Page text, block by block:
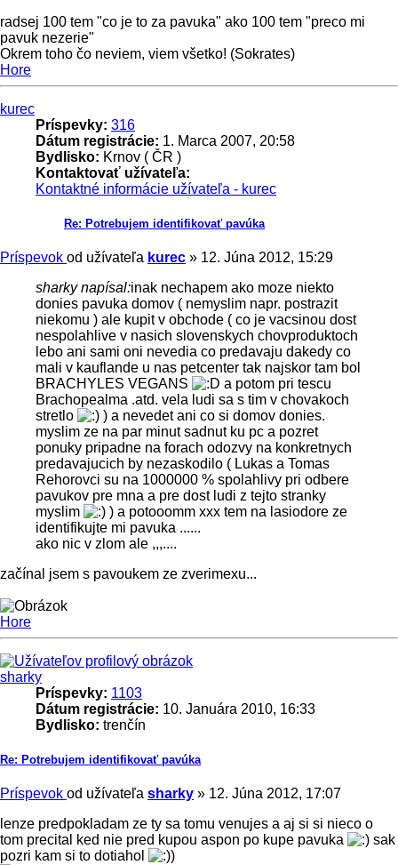
radsej 100 tem "co je to za pavuka" ako 100 tem "preco mi
pavuk nezerie"
Okrem toho čo neviem, viem všetko! (Sokrates)
Hore
kurec
Príspevky: 316
Dátum registrácie: 1. Marca 2007, 20:58
Bydlisko: Krnov ( ČR )
Kontaktovať užívateľa:
Kontaktné informácie užívateľa - kurec
Re: Potrebujem identifikovať pavúka
Príspevok od užívateľa kurec » 12. Júna 2012, 15:29
sharky napísal:inak nechapem ako moze niekto
donies pavuka domov ( nemyslim napr. postrazit
niekomu ) ale kupit v obchode ( co je vacsinou dost
nespolahlive v nasich slovenskych chovproduktoch
lebo ani sami oni nevedia co predavaju dakedy co
mali v kauflande u nas petcenter tak najskor tam bol
BRACHYLES VEGANS
a potom pri tescu
Brachopealma .atd. vela ludi sa s tim v chovakoch
stretlo
) a nevedet ani co si domov donies.
myslim ze na par minut sadnut ku pc a pozret
ponuky pripadne na forach odozvy na konkretnych
predavajucich by nezaskodilo ( Lukas a Tomas
Rehorovci su na 1000000 % spolahlivy pri odbere
pavukov pre mna a pre dost ludi z tejto stranky
myslim
) a potooomm xxx tem na lasiodore ze
identifikujte mi pavuka ......
ako nic v zlom ale ,,,....
začínal jsem s pavoukem ze zverimexu...
Hore
sharky
Príspevky: 1103
Dátum registrácie: 10. Januára 2010, 16:33
Bydlisko: trenčín
Re: Potrebujem identifikovať pavúka
Príspevok od užívateľa sharky » 12. Júna 2012, 17:07
lenze predpokladam ze ty sa tomu venujes a aj si si nieco o
tom precital ked nie pred kupou aspon po kupe pavuka
sak
pozri kam si to dotiahol
)